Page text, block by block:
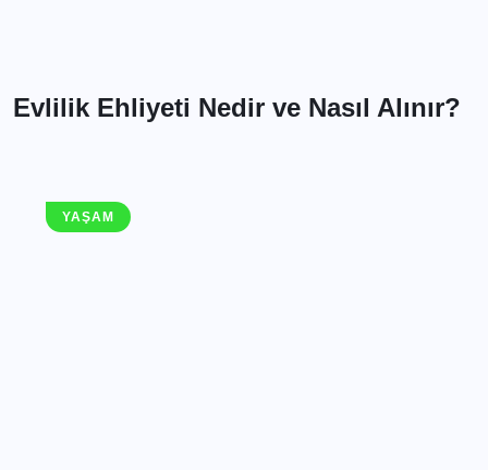
Evlilik Ehliyeti Nedir ve Nasıl Alınır?
YAŞAM